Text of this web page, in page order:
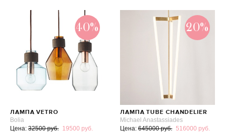
40%
ЛАМПА VETRO
Bolia
Цена: 32500 руб. 19500 руб.
20%
ЛАМПА TUBE CHANDELIER
Michael Anastassiades
Цена: 645000 руб. 516000 руб.